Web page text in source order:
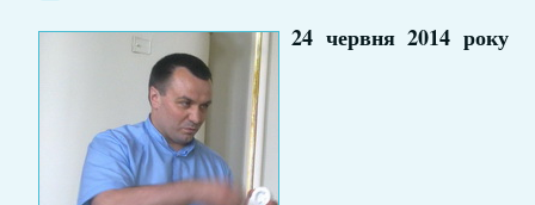
24 червня 2014 року